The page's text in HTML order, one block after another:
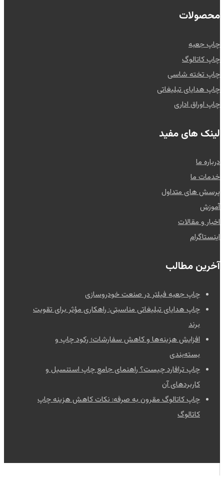
محصولات
چاپ جعبه
چاپ کاتالوگ
چاپ تخته شاسی
چاپ هدایای تبلیغاتی
چاپ اوراق اداری
لینک های مفید
درباره ما
خدمات ما
پرسش های متداول
آموزش
اخبار و مقالات
اینستاگرام
آخرین مطالب
چاپ جعبه فیلتر در صنعت خودروسازی
چاپ هدایای تبلیغاتی مناسبتی: راهکاری مؤثر برای تقویت
برند
افزایش هزینه‌ها و کاهش سفارشات؛ رکود چاپ و
بسته‌بندی
چاپ ترافارد چیست؟ راهنمای جامع چاپ استنسیل و
کاربردهای آن
چاپ کاتالوگ مقرون به صرفه: نکات کاهش هزینه چاپ
کاتالوگ